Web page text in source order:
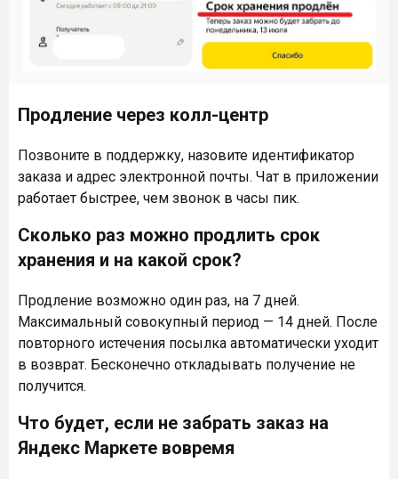
Продление через колл-центр
Позвоните в поддержку, назовите идентификатор
заказа и адрес электронной почты. Чат в приложении
работает быстрее, чем звонок в часы пик.
Сколько раз можно продлить срок
хранения и на какой срок?
Продление возможно один раз, на 7 дней.
Максимальный совокупный период — 14 дней. После
повторного истечения посылка автоматически уходит
в возврат. Бесконечно откладывать получение не
получится.
Что будет, если не забрать заказ на
Яндекс Маркете вовремя